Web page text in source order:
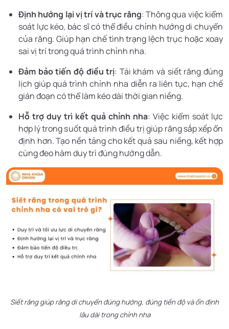
Định hướng lại vị trí và trục răng: Thông qua việc kiểm
soát lực kéo, bác sĩ có thể điều chỉnh hướng di chuyển
của răng. Giúp hạn chế tình trạng lệch trục hoặc xoay
sai vị trí trong quá trình chỉnh nha.
Đảm bảo tiến độ điều trị: Tái khám và siết răng đúng
lịch giúp quá trình chỉnh nha diễn ra liên tục, hạn chế
gián đoạn có thể làm kéo dài thời gian niềng.
Hỗ trợ duy trì kết quả chỉnh nha: Việc kiểm soát lực
hợp lý trong suốt quá trình điều trị giúp răng sắp xếp ổn
định hơn. Tạo nền tảng cho kết quả sau niềng, kết hợp
cùng đeo hàm duy trì đúng hướng dẫn.
Siết răng giúp răng di chuyển đúng hướng, đúng tiến độ và ổn định
lâu dài trong chỉnh nha